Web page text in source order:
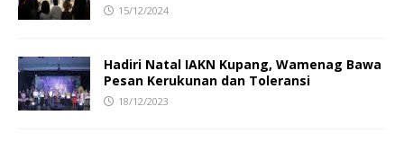
15/12/2024
Hadiri Natal IAKN Kupang, Wamenag Bawa
Pesan Kerukunan dan Toleransi
18/12/2023